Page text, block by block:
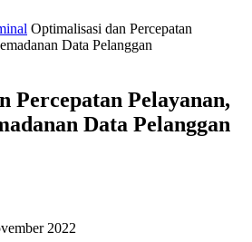
Optimalisasi dan Percepatan
Data Pelanggan
Percepatan Pelayanan,
Data Pelanggan
2022